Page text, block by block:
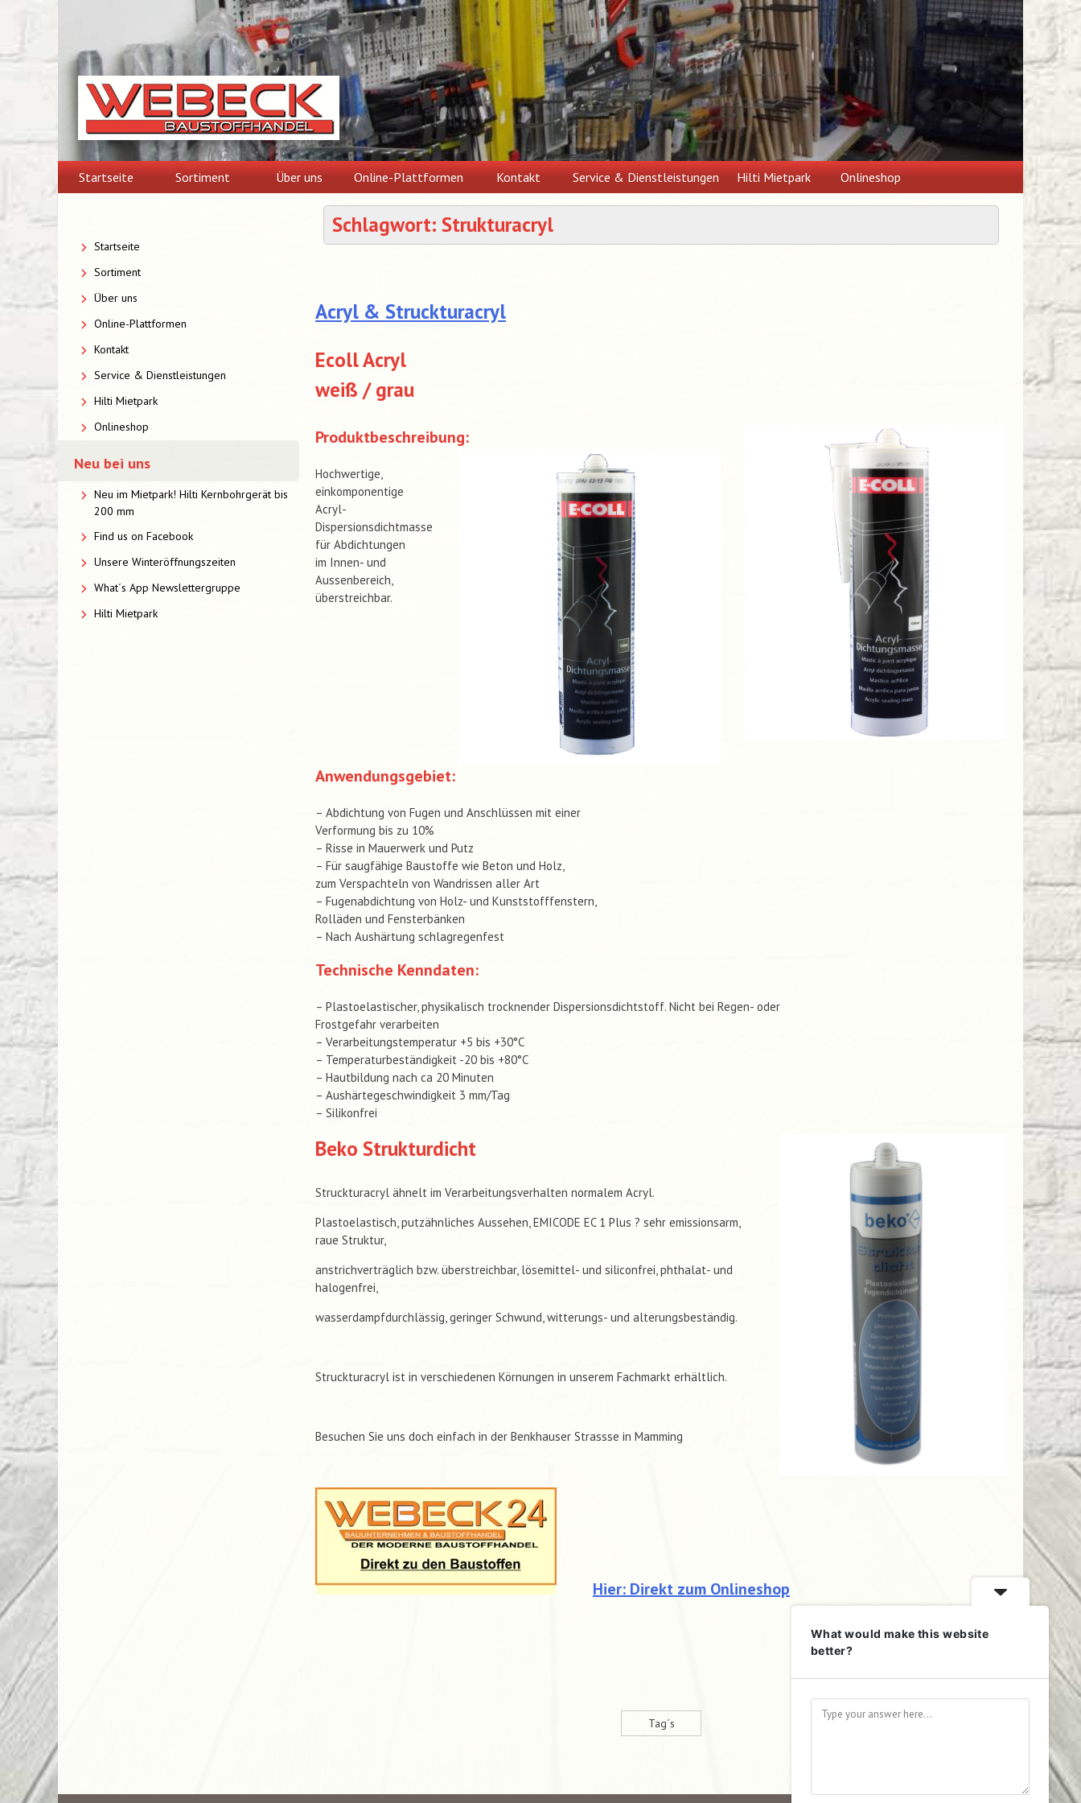
Startseite Sortiment Über uns Online-Plattformen Kontakt Service & Dienstleistungen Hilti Mietpark Onlineshop
Schlagwort: Strukturacryl
Acryl & Struckturacryl
Ecoll Acryl
weiß / grau
Produktbeschreibung:
Hochwertige,
einkomponentige
Acryl-
Dispersionsdichtmasse
für Abdichtungen
im Innen- und
Aussenbereich,
überstreichbar.
Anwendungsgebiet:
– Abdichtung von Fugen und Anschlüssen mit einer
Verformung bis zu 10%
– Risse in Mauerwerk und Putz
– Für saugfähige Baustoffe wie Beton und Holz,
zum Verspachteln von Wandrissen aller Art
– Fugenabdichtung von Holz- und Kunststofffenstern,
Rolläden und Fensterbänken
– Nach Aushärtung schlagregenfest
Technische Kenndaten:
– Plastoelastischer, physikalisch trocknender Dispersionsdichtstoff. Nicht bei Regen- oder
Frostgefahr verarbeiten
– Verarbeitungstemperatur +5 bis +30°C
– Temperaturbeständigkeit -20 bis +80°C
– Hautbildung nach ca 20 Minuten
– Aushärtegeschwindigkeit 3 mm/Tag
– Silikonfrei
Beko Strukturdicht
Struckturacryl ähnelt im Verarbeitungsverhalten normalem Acryl.
Plastoelastisch, putzähnliches Aussehen, EMICODE EC 1 Plus ? sehr emissionsarm,
raue Struktur,
anstrichverträglich bzw. überstreichbar, lösemittel- und siliconfrei, phthalat- und
halogenfrei,
wasserdampfdurchlässig, geringer Schwund, witterungs- und alterungsbeständig.
Struckturacryl ist in verschiedenen Körnungen in unserem Fachmarkt erhältlich.
Besuchen Sie uns doch einfach in der Benkhauser Strassse in Mamming
Hier: Direkt zum Onlineshop
Tag´s
Startseite
Sortiment
Über uns
Online-Plattformen
Kontakt
Service & Dienstleistungen
Hilti Mietpark
Onlineshop
Neu bei uns
Neu im Mietpark! Hilti Kernbohrgerät bis
200 mm
Find us on Facebook
Unsere Winteröffnungszeiten
What´s App Newslettergruppe
Hilti Mietpark
What would make this website
better?